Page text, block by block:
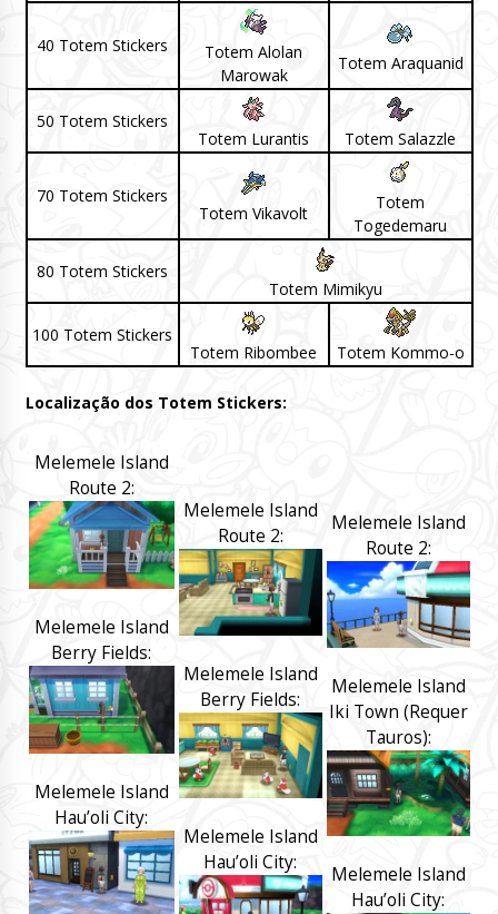
40 Totem Stickers
Totem Alolan
Marowak
Totem Araquanid
50 Totem Stickers
Totem Lurantis
Totem Salazzle
70 Totem Stickers
Totem Vikavolt
Totem
Togedemaru
80 Totem Stickers
Totem Mimikyu
100 Totem Stickers
Totem Ribombee
Totem Kommo-o
Localização dos Totem Stickers:
Melemele Island
Route 2:
Melemele Island
Berry Fields:
Melemele Island
Hau’oli City:
Melemele Island
Route 2:
Melemele Island
Berry Fields:
Melemele Island
Hau’oli City:
Melemele Island
Route 2:
Melemele Island
Iki Town (Requer
Tauros):
Melemele Island
Hau’oli City: